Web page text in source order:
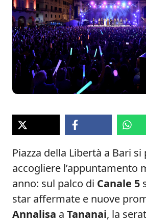
Piazza della Libertà a Bari
accogliere l’appuntamento
anno: sul palco di Canale 5
star affermate e nuove
Annalisa a Tananai, la